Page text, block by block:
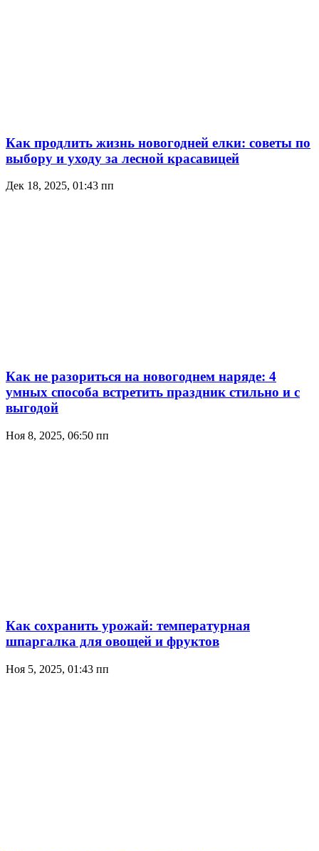
Как продлить жизнь новогодней елки: советы по
выбору и уходу за лесной красавицей
Дек 18, 2025, 01:43 пп
Как не разориться на новогоднем наряде: 4
умных способа встретить праздник стильно и с
выгодой
Ноя 8, 2025, 06:50 пп
Как сохранить урожай: температурная
шпаргалка для овощей и фруктов
Ноя 5, 2025, 01:43 пп